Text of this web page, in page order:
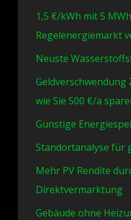
1,5 €/kWh mit 5
Regelenergiemarkt
Neuste
wie Sie 500 €/a
Günstige
Standortanalyse für
Mehr PV Rendite
Direktvermarktung
Gebäude ohne